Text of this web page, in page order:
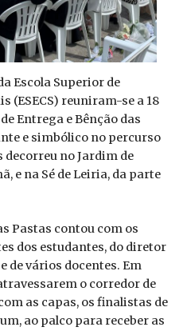
Escola Superior de
(ESECS) reuniram-se a 18
Entrega e Bênção das
e simbólico no percurso
decorreu no Jardim de
e na Sé de Leiria, da parte
Pastas contou com os
dos estudantes, do diretor
de vários docentes. Em
o corredor de
as capas, os finalistas de
ao palco para receber as